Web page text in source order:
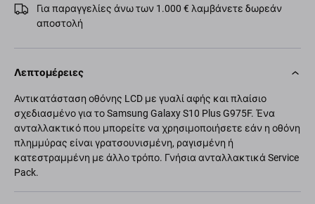
Για παραγγελίες άνω των 1.000 € λαμβάνετε δωρεάν
αποστολή
Λεπτομέρειες
Αντικατάσταση οθόνης LCD με γυαλί αφής και πλαίσιο
σχεδιασμένο για το Samsung Galaxy S10 Plus G975F. Ένα
ανταλλακτικό που μπορείτε να χρησιμοποιήσετε εάν η οθόνη
πλημμύρας είναι γρατσουνισμένη, ραγισμένη ή
κατεστραμμένη με άλλο τρόπο. Γνήσια ανταλλακτικά Service
Pack.